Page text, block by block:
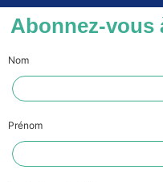
Abonnez-vous
Nom
Prénom